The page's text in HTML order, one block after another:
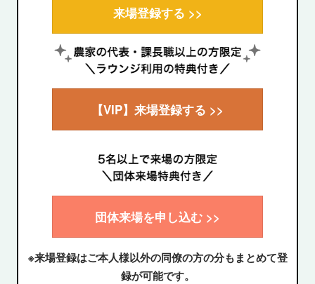
来場登録する >>
【VIP】来場登録する >>
団体来場を申し込む >>
※来場登録はご本人様以外の同僚の方の分もまとめて登
録が可能です。